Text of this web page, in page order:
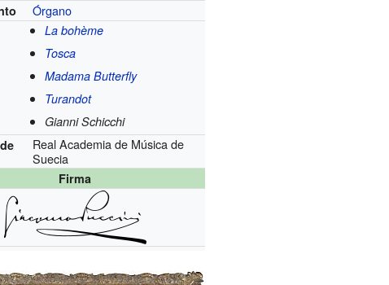
Órgano
La bohème
Tosca
Madama Butterfly
Turandot
Gianni Schicchi
Real Academia de Música de
Suecia
Firma